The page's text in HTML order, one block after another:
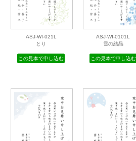
ASJ-WI-021L
とり
この見本で申し込む
ASJ-WI-0101L
雪の結晶
この見本で申し込む